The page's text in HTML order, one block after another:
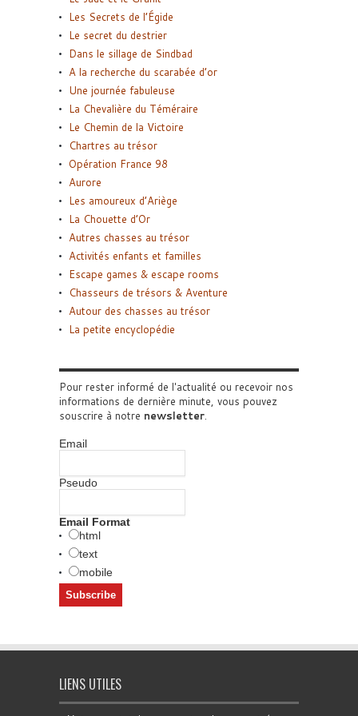
Les Secrets de l’Égide
Le secret du destrier
Dans le sillage de Sindbad
A la recherche du scarabée d’or
Une journée fabuleuse
La Chevalière du Téméraire
Le Chemin de la Victoire
Chartres au trésor
Opération France 98
Aurore
Les amoureux d’Ariège
La Chouette d’Or
Autres chasses au trésor
Activités enfants et familles
Escape games & escape rooms
Chasseurs de trésors & Aventure
Autour des chasses au trésor
La petite encyclopédie
Pour rester informé de l'actualité ou recevoir nos
informations de dernière minute, vous pouvez
souscrire à notre newsletter.
Email
Pseudo
Email Format
html
text
mobile
LIENS UTILES